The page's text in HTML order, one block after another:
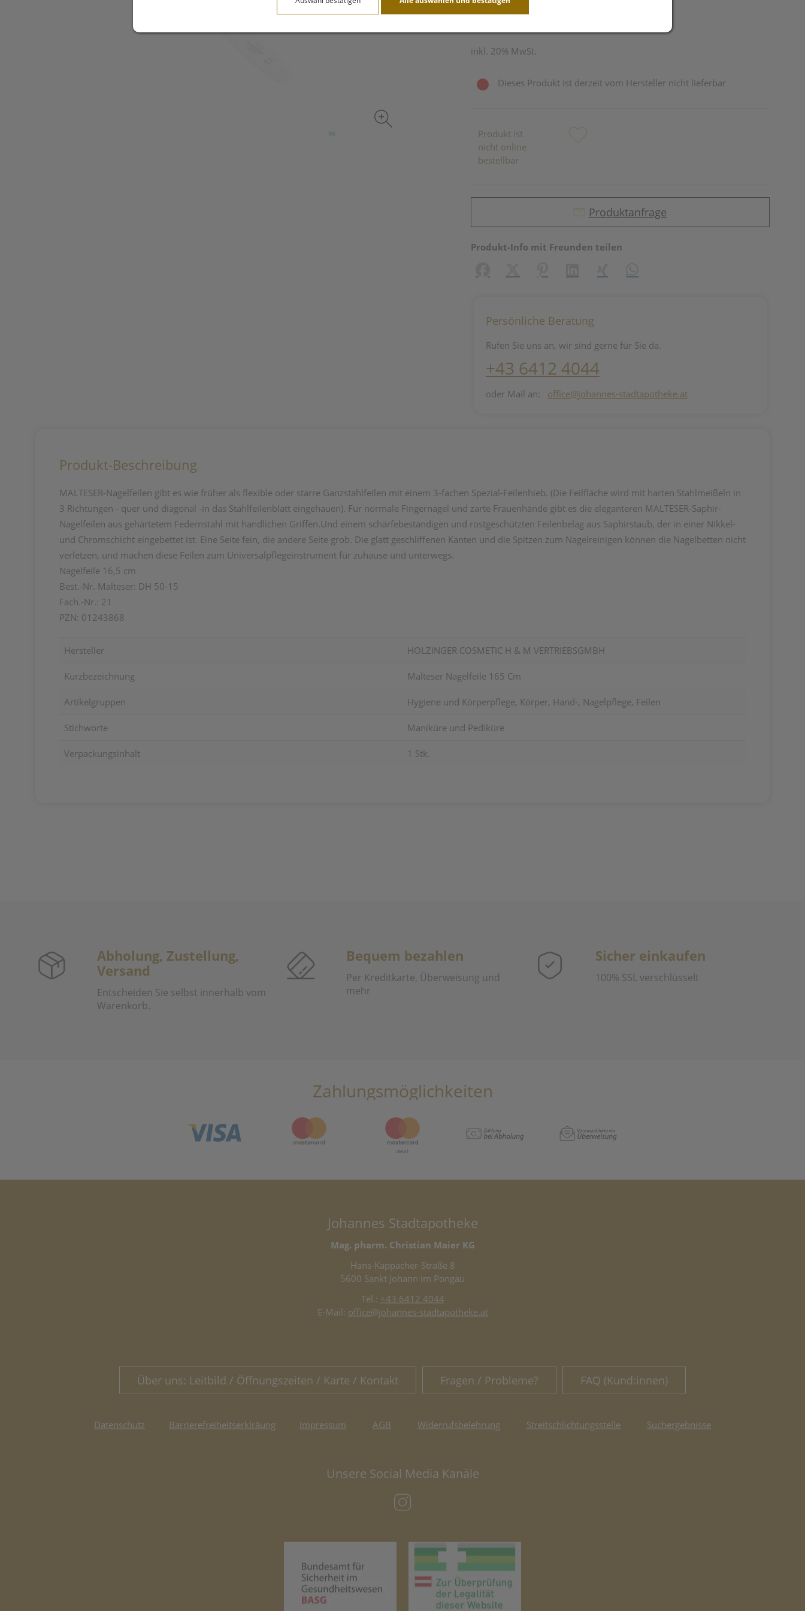
inkl. 20% MwSt.
Dieses Produkt ist derzeit vom Hersteller nicht lieferbar
Produkt ist
nicht online
bestellbar
Produktanfrage
Produkt-Info mit Freunden teilen
Persönliche Beratung
Rufen Sie uns an, wir sind gerne für Sie da.
+43 6412 4044
oder Mail an: office@johannes-stadtapotheke.at
Produkt-Beschreibung
MALTESER-Nagelfeilen gibt es wie früher als flexible oder starre Ganzstahlfeilen mit einem 3-fachen Spezial-Feilenhieb. (Die Feilfläche wird mit harten Stahlmeißeln in
3 Richtungen - quer und diagonal -in das Stahlfeilenblatt eingehauen). Für normale Fingernägel und zarte Frauenhände gibt es die eleganteren MALTESER-Saphir-
Nagelfeilen aus gehärtetem Federnstahl mit handlichen Griffen.Und einem schärfebeständigen und rostgeschützten Feilenbelag aus Saphirstaub, der in einer Nikkel-
und Chromschicht eingebettet ist. Eine Seite fein, die andere Seite grob. Die glatt geschliffenen Kanten und die Spitzen zum Nagelreinigen können die Nagelbetten nicht
verletzen, und machen diese Feilen zum Universalpflegeinstrument für zuhause und unterwegs.
Nagelfeile 16,5 cm
Best.-Nr. Malteser: DH 50-15
Fach.-Nr.: 21
PZN: 01243868
Hersteller HOLZINGER COSMETIC H & M VERTRIEBSGMBH
Kurzbezeichnung Malteser Nagelfeile 165 Cm
Artikelgruppen Hygiene und Körperpflege, Körper, Hand-, Nagelpflege, Feilen
Stichworte Maniküre und Pediküre
Verpackungsinhalt 1 Stk.
Abholung, Zustellung,
Versand
Entscheiden Sie selbst innerhalb vom
Warenkorb.
Bequem bezahlen
Per Kreditkarte, Überweisung und
mehr
Sicher einkaufen
100% SSL verschlüsselt
Zahlungsmöglichkeiten
Johannes Stadtapotheke
Mag. pharm. Christian Maier KG
Hans-Kappacher-Straße 8
5600 Sankt Johann im Pongau
Tel.: +43 6412 4044
E-Mail: office@johannes-stadtapotheke.at
Über uns: Leitbild / Öffnungszeiten / Karte / Kontakt Fragen / Probleme? FAQ (Kund:innen)
Datenschutz Barrierefreiheitserklräung Impressum AGB Widerrufsbelehrung Streitschlichtungsstelle Suchergebnisse
Unsere Social Media Kanäle
(öffnet in neuem Tab)